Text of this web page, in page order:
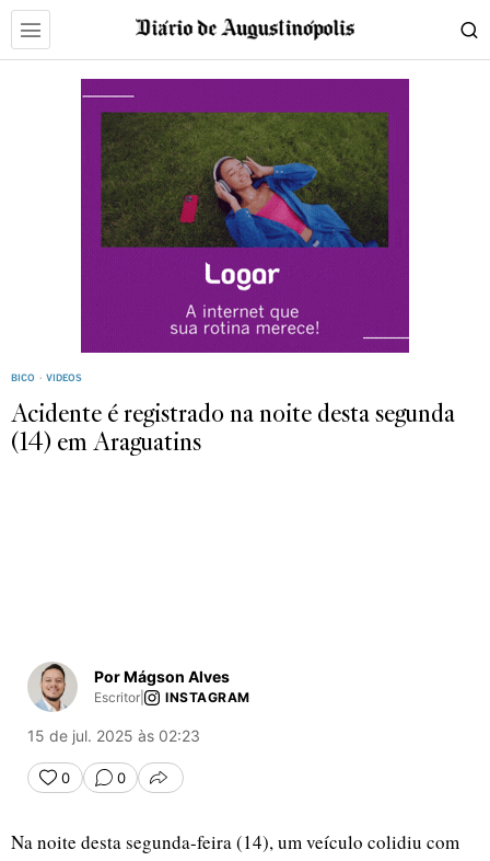
BICO · VIDEOS
Acidente é registrado na noite desta segunda
(14) em Araguatins
Por Mágson Alves
Escritor INSTAGRAM
15 de jul. 2025 às 02:23
0 0 COMPARTILHAR
Na noite desta segunda-feira (14), um veículo colidiu com